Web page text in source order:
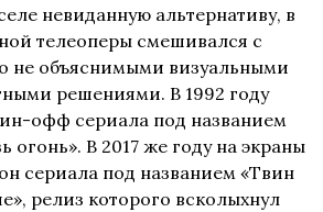
невиданную альтернативу, в
телеоперы смешивался с
не объяснимыми визуальными
решениями. В 1992 году
офф сериала под названием
огонь». В 2017 же году на экраны
сериала под названием «Твин
релиз которого всколыхнул